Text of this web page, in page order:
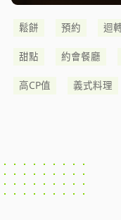
鬆餅 預約 迴
甜點 約會餐廳
高CP值 義式料理